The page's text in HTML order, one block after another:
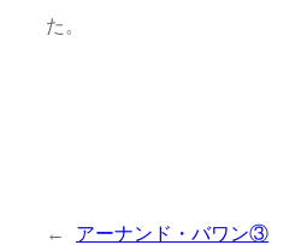
た。
← アーナンド・バワン③